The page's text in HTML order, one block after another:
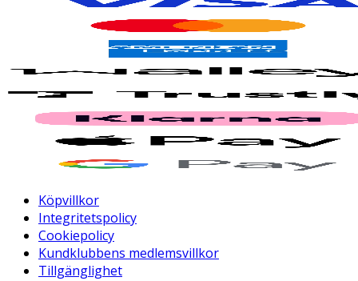
Köpvillkor
Integritetspolicy
Cookiepolicy
Kundklubbens medlemsvillkor
Tillgänglighet